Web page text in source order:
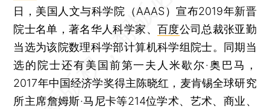
日，美国人文与科学院（AAAS）宣布2019年新晋
院士名单，著名华人科学家、 百度公司总裁张亚勤
当选为该院数理科学部计算机科学组院士。同期当
选的院士还有美国前第一夫人米歇尔·奥巴马，
2017年中国经济学奖得主陈晓红，麦肯锡全球研究
所主席詹姆斯·马尼卡等214位学术、艺术、商业、